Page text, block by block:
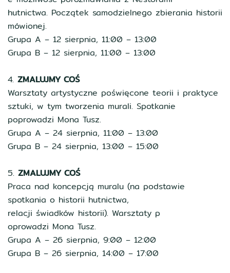
hutnictwa. Początek samodzielnego zbierania historii
mówionej.
Grupa A – 12 sierpnia, 11:00 – 13:00
Grupa B – 12 sierpnia, 11:00 – 13:00
4. ZMALUJMY COŚ
Warsztaty artystyczne poświęcone teorii i praktyce
sztuki, w tym tworzenia murali. Spotkanie
poprowadzi Mona Tusz.
Grupa A – 24 sierpnia, 11:00 – 13:00
Grupa B – 24 sierpnia, 13:00 – 15:00
5. ZMALUJMY COŚ
Praca nad koncepcją muralu (na podstawie
spotkania o historii hutnictwa,
relacji świadków historii). Warsztaty p
oprowadzi Mona Tusz.
Grupa A – 26 sierpnia, 9:00 – 12:00
Grupa B – 26 sierpnia, 14:00 – 17:00